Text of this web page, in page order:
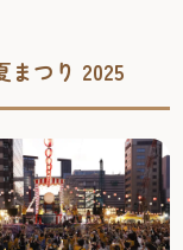
まつり 2025